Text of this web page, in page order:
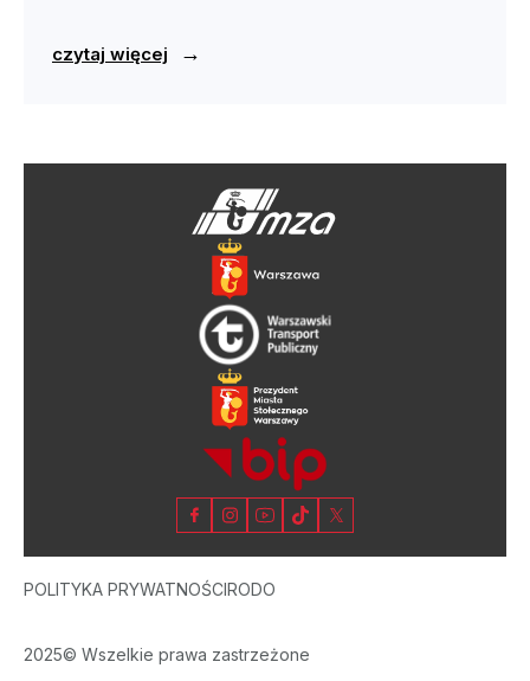
czytaj więcej →
POLITYKA PRYWATNOŚCIRODO
2025© Wszelkie prawa zastrzeżone